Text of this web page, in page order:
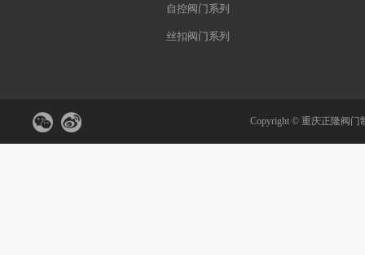
自控阀门系列
丝扣阀门系列
Copyright © 重庆正隆阀门